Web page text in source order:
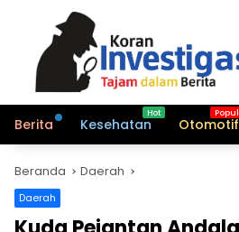
Berita Kesehatan Otomotif
Beranda Daerah
Daerah